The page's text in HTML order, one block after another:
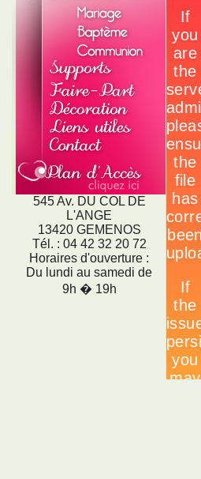
545 Av. DU COL DE
L'ANGE
13420 GEMENOS
Tél. : 04 42 32 20 72
Horaires d'ouverture :
Du lundi au samedi de
9h � 19h